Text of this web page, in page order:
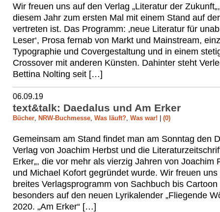
Wir freuen uns auf den Verlag „Literatur der
diesem Jahr zum ersten Mal mit einem Stand auf
vertreten ist. Das Programm: ‚neue Literatur für
Leser‘, Prosa fernab von Markt und Mainstream,
Typographie und Covergestaltung und in einem
Crossover mit anderen Künsten. Dahinter steht
Bettina Nolting seit […]
06.09.19
text&talk: Daedalus und Am Erker
Bücher NRW-Buchmesse Was läuft? Was war! (0)
Gemeinsam am Stand findet man am Sonntag den
Verlag von Joachim Herbst und die
Erker„, die vor mehr als vierzig Jahren von Joachim
und Michael Kofort gegründet wurde. Wir freuen uns
breites Verlagsprogramm von Sachbuch bis
besonders auf den neuen Lyrikalender „Fliegende
2020. „Am Erker“ […]